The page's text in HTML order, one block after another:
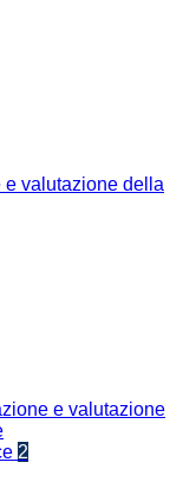
valutazione della
e valutazione
2